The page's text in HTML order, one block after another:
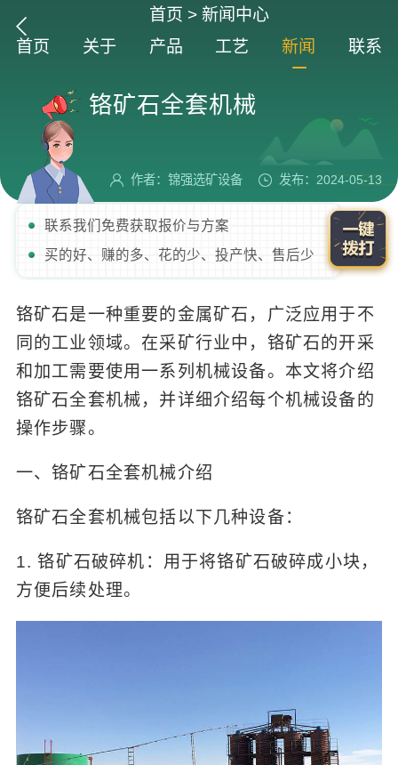
首页 >新闻中心
首页
关于 产品 工艺 新闻 联系
铬矿石全套机械
作者：锦强选矿设备 发布：2024-05-13
联系我们免费获取报价与方案
买的好、赚的多、花的少、投产快、售后少
铬矿石是一种重要的金属矿石，广泛应用于不
同的工业领域。在采矿行业中，铬矿石的开采
和加工需要使用一系列机械设备。本文将介绍
铬矿石全套机械，并详细介绍每个机械设备的
操作步骤。
一、铬矿石全套机械介绍
铬矿石全套机械包括以下几种设备：
1. 铬矿石破碎机：用于将铬矿石破碎成小块，
方便后续处理。